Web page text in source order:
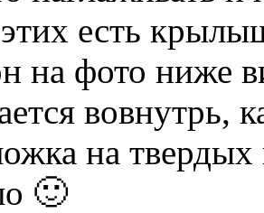
есть
на фото ниже
вовнутрь,
на
🙂